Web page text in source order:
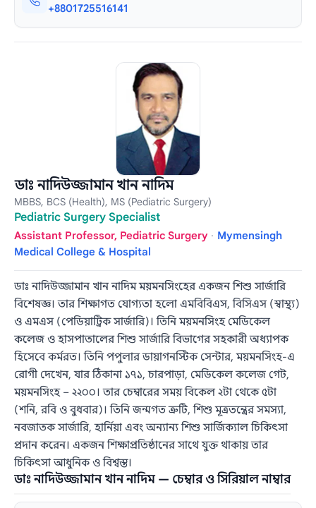
+8801725516141
ডাঃ নাদিউজ্জামান খান নাদিম
MBBS, BCS (Health), MS (Pediatric Surgery)
Pediatric Surgery Specialist
Assistant Professor, Pediatric Surgery · Mymensingh
Medical College & Hospital
ডাঃ নাদিউজ্জামান খান নাদিম ময়মনসিংহের একজন শিশু সার্জারি
বিশেষজ্ঞ। তার শিক্ষাগত যোগ্যতা হলো এমবিবিএস, বিসিএস (স্বাস্থ্য)
ও এমএস (পেডিয়াট্রিক সার্জারি)। তিনি ময়মনসিংহ মেডিকেল
কলেজ ও হাসপাতালের শিশু সার্জারি বিভাগের সহকারী অধ্যাপক
হিসেবে কর্মরত। তিনি পপুলার ডায়াগনস্টিক সেন্টার, ময়মনসিংহ-এ
রোগী দেখেন, যার ঠিকানা ১৭১, চারপাড়া, মেডিকেল কলেজ গেট,
ময়মনসিংহ – ২২০০। তার চেম্বারের সময় বিকেল ২টা থেকে ৫টা
(শনি, রবি ও বুধবার)। তিনি জন্মগত ত্রুটি, শিশু মূত্রতন্ত্রের সমস্যা,
নবজাতক সার্জারি, হার্নিয়া এবং অন্যান্য শিশু সার্জিক্যাল চিকিৎসা
প্রদান করেন। একজন শিক্ষাপ্রতিষ্ঠানের সাথে যুক্ত থাকায় তার
চিকিৎসা আধুনিক ও বিশ্বস্ত।
ডাঃ নাদিউজ্জামান খান নাদিম — চেম্বার ও সিরিয়াল নাম্বার